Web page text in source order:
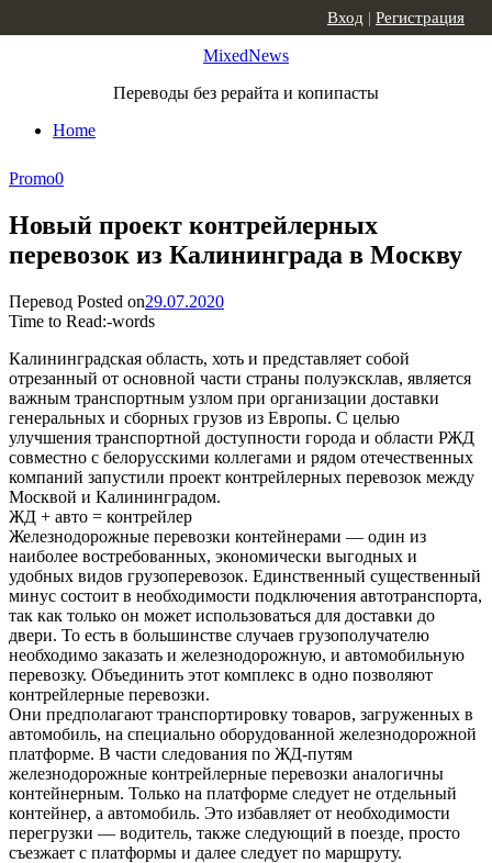
MixedNews
Переводы без рерайта и копипасты
Home
Вход | Регистрация
Promo0
Новый проект контрейлерных
перевозок из Калининграда в Москву
Перевод Posted on29.07.2020
Time to Read:-words
Калининградская область, хоть и представляет собой
отрезанный от основной части страны полуэксклав, является
важным транспортным узлом при организации доставки
генеральных и сборных грузов из Европы. С целью
улучшения транспортной доступности города и области РЖД
совместно с белорусскими коллегами и рядом отечественных
компаний запустили проект контрейлерных перевозок между
Москвой и Калининградом.
ЖД + авто = контрейлер
Железнодорожные перевозки контейнерами — один из
наиболее востребованных, экономически выгодных и
удобных видов грузоперевозок. Единственный существенный
минус состоит в необходимости подключения автотранспорта,
так как только он может использоваться для доставки до
двери. То есть в большинстве случаев грузополучателю
необходимо заказать и железнодорожную, и автомобильную
перевозку. Объединить этот комплекс в одно позволяют
контрейлерные перевозки.
Они предполагают транспортировку товаров, загруженных в
автомобиль, на специально оборудованной железнодорожной
платформе. В части следования по ЖД-путям
железнодорожные контрейлерные перевозки аналогичны
контейнерным. Только на платформе следует не отдельный
контейнер, а автомобиль. Это избавляет от необходимости
перегрузки — водитель, также следующий в поезде, просто
съезжает с платформы и далее следует по маршруту.